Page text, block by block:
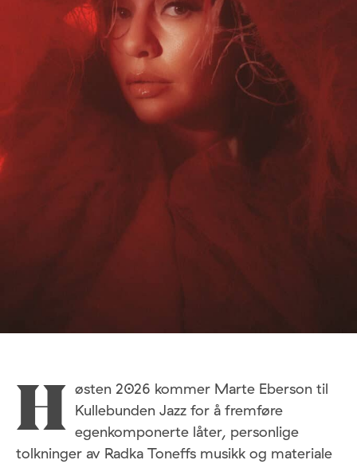
H østen 2026 kommer Marte Eberson til
Kullebunden Jazz for å fremføre
egenkomponerte låter, personlige
tolkninger av Radka Toneffs musikk og materiale